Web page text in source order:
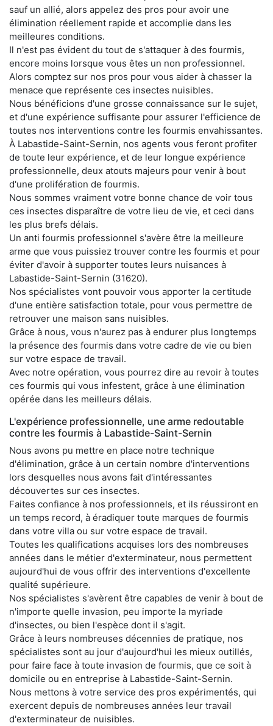
sauf un allié, alors appelez des pros pour avoir une
élimination réellement rapide et accomplie dans les
meilleures conditions.
Il n'est pas évident du tout de s'attaquer à des fourmis,
encore moins lorsque vous êtes un non professionnel.
Alors comptez sur nos pros pour vous aider à chasser la
menace que représente ces insectes nuisibles.
Nous bénéficions d'une grosse connaissance sur le sujet,
et d'une expérience suffisante pour assurer l'efficience de
toutes nos interventions contre les fourmis envahissantes.
À Labastide-Saint-Sernin, nos agents vous feront profiter
de toute leur expérience, et de leur longue expérience
professionnelle, deux atouts majeurs pour venir à bout
d'une prolifération de fourmis.
Nous sommes vraiment votre bonne chance de voir tous
ces insectes disparaître de votre lieu de vie, et ceci dans
les plus brefs délais.
Un anti fourmis professionnel s'avère être la meilleure
arme que vous puissiez trouver contre les fourmis et pour
éviter d'avoir à supporter toutes leurs nuisances à
Labastide-Saint-Sernin (31620).
Nos spécialistes vont pouvoir vous apporter la certitude
d'une entière satisfaction totale, pour vous permettre de
retrouver une maison sans nuisibles.
Grâce à nous, vous n'aurez pas à endurer plus longtemps
la présence des fourmis dans votre cadre de vie ou bien
sur votre espace de travail.
Avec notre opération, vous pourrez dire au revoir à toutes
ces fourmis qui vous infestent, grâce à une élimination
opérée dans les meilleurs délais.
L'expérience professionnelle, une arme redoutable
contre les fourmis à Labastide-Saint-Sernin
Nous avons pu mettre en place notre technique
d'élimination, grâce à un certain nombre d'interventions
lors desquelles nous avons fait d'intéressantes
découvertes sur ces insectes.
Faites confiance à nos professionnels, et ils réussiront en
un temps record, à éradiquer toute marques de fourmis
dans votre villa ou sur votre espace de travail.
Toutes les qualifications acquises lors des nombreuses
années dans le métier d'exterminateur, nous permettent
aujourd'hui de vous offrir des interventions d'excellente
qualité supérieure.
Nos spécialistes s'avèrent être capables de venir à bout de
n'importe quelle invasion, peu importe la myriade
d'insectes, ou bien l'espèce dont il s'agit.
Grâce à leurs nombreuses décennies de pratique, nos
spécialistes sont au jour d'aujourd'hui les mieux outillés,
pour faire face à toute invasion de fourmis, que ce soit à
domicile ou en entreprise à Labastide-Saint-Sernin.
Nous mettons à votre service des pros expérimentés, qui
exercent depuis de nombreuses années leur travail
d'exterminateur de nuisibles.